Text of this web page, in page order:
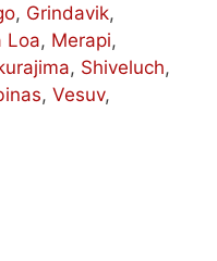
, Grindavik,
Loa, Merapi,
, Shiveluch,
, Vesuv,